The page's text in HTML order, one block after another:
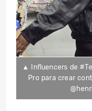
▲ Influencers de
Pro para crear